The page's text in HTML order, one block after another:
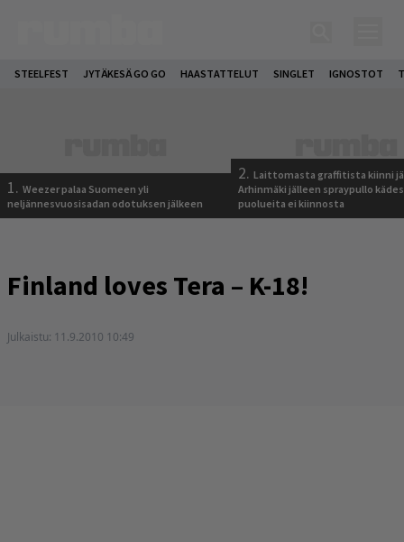
STEELFEST JYTÄKESÄ GO GO HAASTATTELUT SINGLET IGNOSTOT
1. Weezer palaa Suomeen yli
neljännesvuosisadan odotuksen jälkeen
2. Laittomasta graffitista kiinni
Arhinmäki jälleen spraypullo
puolueita ei kiinnosta
Finland loves Tera – K-18!
Julkaistu: 11.9.2010 10:49